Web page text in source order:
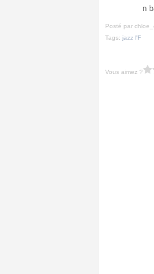
n
Posté par
Tags: jazz l'F
Vous aimez ?